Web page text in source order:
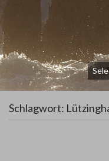
Schlagwort: